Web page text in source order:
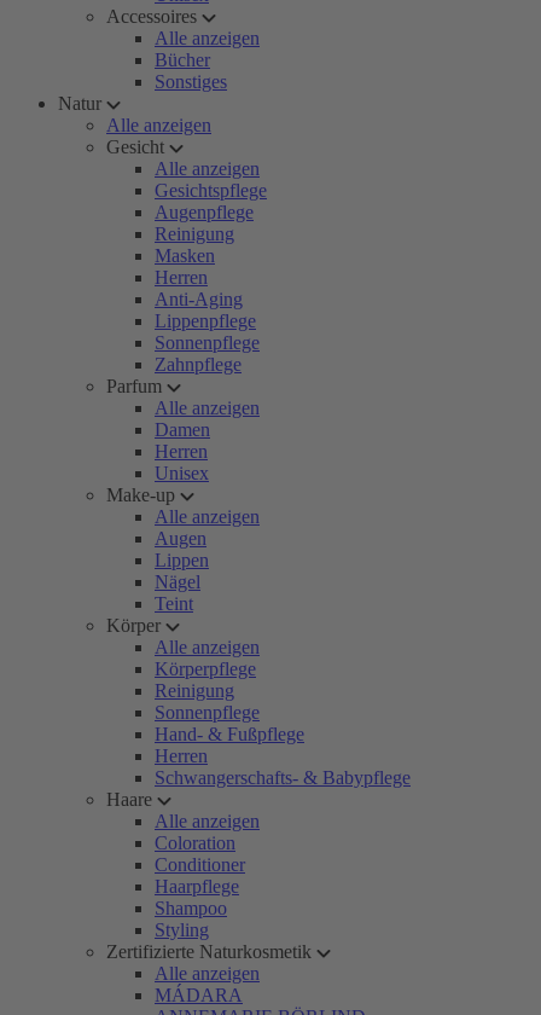
Accessoires
Alle anzeigen
Bücher
Sonstiges
Natur
Alle anzeigen
Gesicht
Alle anzeigen
Gesichtspflege
Augenpflege
Reinigung
Masken
Herren
Anti-Aging
Lippenpflege
Sonnenpflege
Zahnpflege
Parfum
Alle anzeigen
Damen
Herren
Unisex
Make-up
Alle anzeigen
Augen
Lippen
Nägel
Teint
Körper
Alle anzeigen
Körperpflege
Reinigung
Sonnenpflege
Hand- & Fußpflege
Herren
Schwangerschafts- & Babypflege
Haare
Alle anzeigen
Coloration
Conditioner
Haarpflege
Shampoo
Styling
Zertifizierte Naturkosmetik
Alle anzeigen
MÁDARA